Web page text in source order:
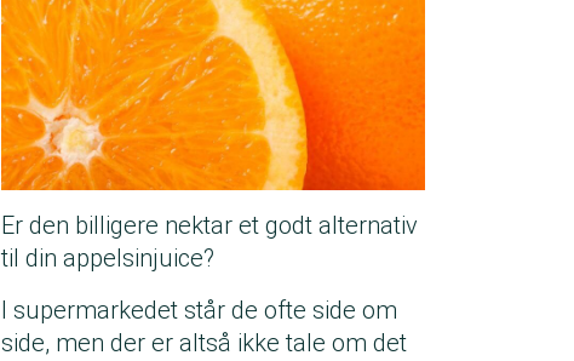
Er den billigere nektar et godt alternativ
til din appelsinjuice?
I supermarkedet står de ofte side om
side, men der er altså ikke tale om det